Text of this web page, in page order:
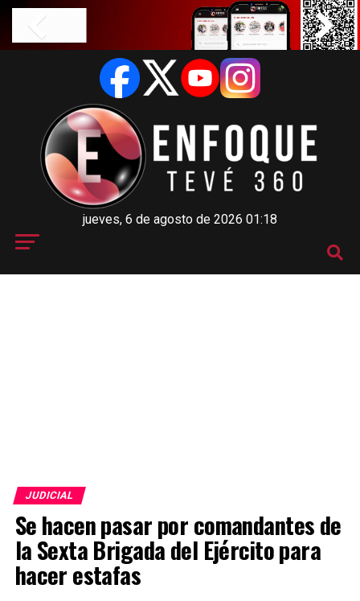
jueves, 6 de agosto de 2026 01:18
JUDICIAL
Se hacen pasar por comandantes de
la Sexta Brigada del Ejército para
hacer estafas